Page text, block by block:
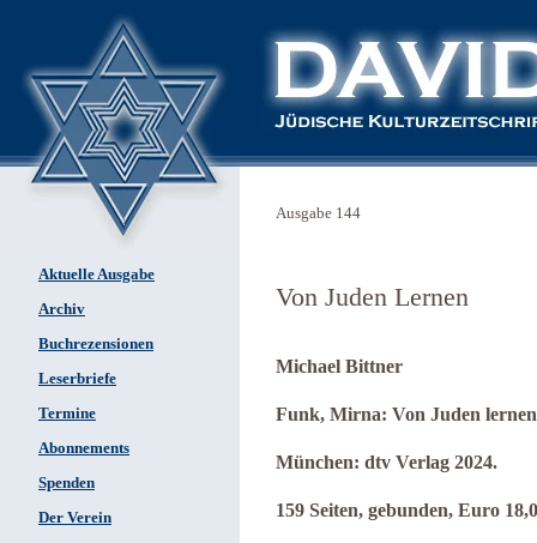
Aktuelle Ausgabe
Archiv
Buchrezensionen
Leserbriefe
Termine
Abonnements
Spenden
Der Verein
Ausgabe 144
Von Juden Lernen
Michael Bittner
Funk, Mirna: Von Juden
München: dtv Verlag 2024.
159 Seiten, gebunden, Euro